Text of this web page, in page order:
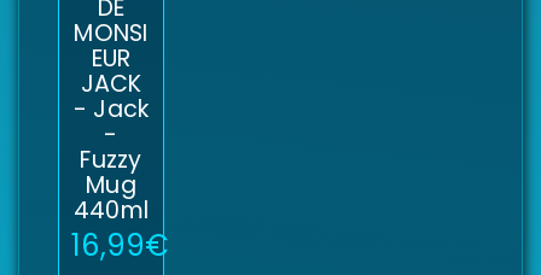
DE
MONSI
EUR
JACK
- Jack
-
Fuzzy
Mug
440ml
16,99€